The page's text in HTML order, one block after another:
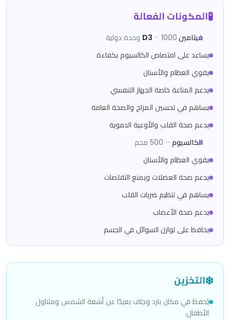
🧪المكونات الفعالة
فيتامين D3 – 1000 وحدة دولية
يساعد على امتصاص الكالسيوم بكفاءة
يقوي العظام والأسنان
يدعم المناعة خاصة الجهاز التنفسي
يساهم في تحسين المزاج والصحة العامة
يدعم صحة القلب والأوعية الدموية
الكالسيوم – 500 مجم
يقوي العظام والأسنان
يدعم صحة العضلات ويمنع التقلصات
يساهم في تنظيم ضربات القلب
يدعم صحة الأعصاب
يحافظ على توازن السوائل في الجسم
❄️التخزين
يُحفظ في مكان بارد وجاف بعيدًا عن أشعة الشمس ومتناول
الأطفال.